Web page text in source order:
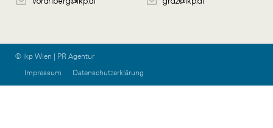
© ikp Wien | PR Agentur
Impressum
Datenschutzerklärung